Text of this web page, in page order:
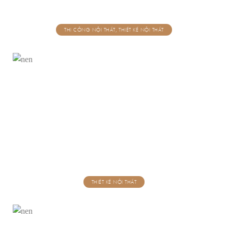
THI CÔNG NỘI THẤT, THIẾT KẾ NỘI THẤT
THIẾT KẾ NỘI THẤT